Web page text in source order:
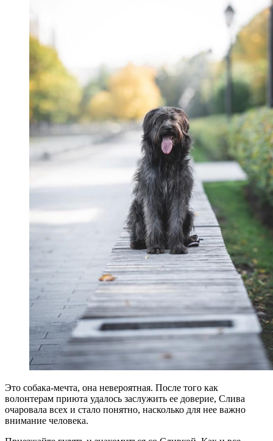
Это собака-мечта, она невероятная. После того как
волонтерам приюта удалось заслужить ее доверие, Слива
очаровала всех и стало понятно, насколько для нее важно
внимание человека.